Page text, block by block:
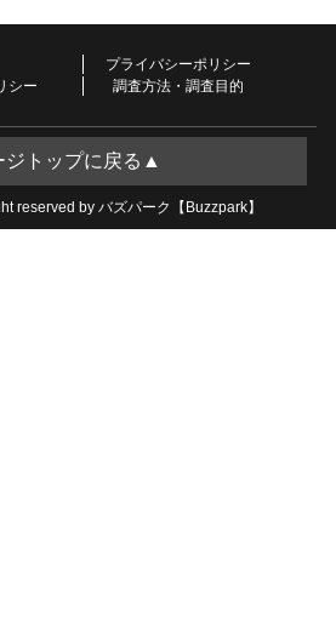
プライバシーポリシー
シー
調査方法・調査目的
ジトップに戻る▲
reserved by バズパーク【Buzzpark】